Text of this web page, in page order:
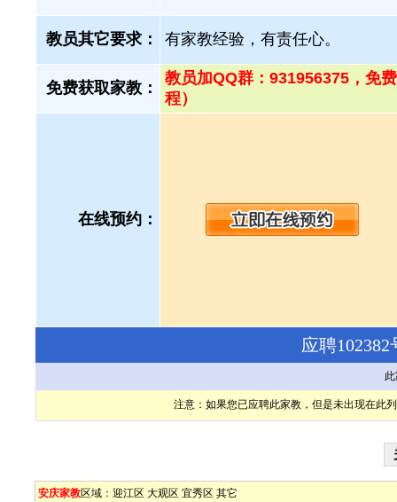
教员其它要求： 有家教经验，有责任心。
免费获取家教：
教员加QQ群：931956375，免
程）
在线预约：
应聘
注意：如果您已应聘此家教，但是未出现在此
安庆家教区域： 迎江区 大观区 宜秀区 其它